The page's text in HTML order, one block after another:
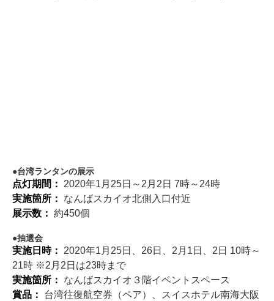
台湾ランタンの展示
点灯期間： 2020年1月25日～2月2日 7時～24時
実施箇所： なんばスカイオ北側入口付近
展示数： 約450個
抽選会
実施日時： 2020年1月25日、26日、2月1日、2日 10時～
21時 ※2月2日は23時まで
実施箇所： なんばスカイオ３階イベントスペース
賞品： 台湾往復航空券（ペア）、スイスホテル南海大阪